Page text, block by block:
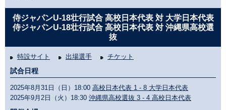
侍ジャパンU-18壮行試合 高校日本代表 対 大学日本代表
侍ジャパンU-18壮行試合 高校日本代表 対 沖縄県高校選
抜
特設サイト 出場選手 チケット
試合日程
2025年8月31日（日）18:00 高校日本代表 1 - 8 大学日本代表
2025年9月2日（火）18:30 沖縄県高校選抜 3 - 4 高校日本代表